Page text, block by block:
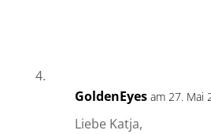
GoldenEyes am 27. Mai
Liebe Katja,